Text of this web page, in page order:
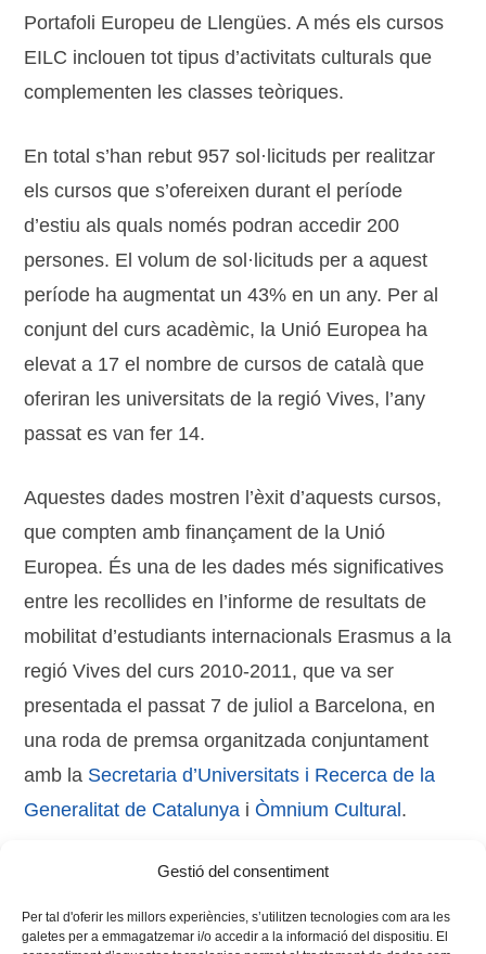
Gestió del consentiment
Per tal d'oferir les millors experiències, s’utilitzen tecnologies com ara les
galetes per a emmagatzemar i/o accedir a la informació del dispositiu. El
Portafoli Europeu de Llengües. A més els cursos
EILC inclouen tot tipus d’activitats culturals que
complementen les classes teòriques.
En total s’han rebut 957 sol·licituds per realitzar
els cursos que s’ofereixen durant el període
d’estiu als quals només podran accedir 200
persones. El volum de sol·licituds per a aquest
període ha augmentat un 43% en un any. Per al
conjunt del curs acadèmic, la Unió Europea ha
elevat a 17 el nombre de cursos de català que
oferiran les universitats de la regió Vives, l’any
passat es van fer 14.
Aquestes dades mostren l’èxit d’aquests cursos,
que compten amb finançament de la Unió
Europea. És una de les dades més significatives
entre les recollides en l’informe de resultats de
mobilitat d’estudiants internacionals Erasmus a la
regió Vives del curs 2010-2011, que va ser
presentada el passat 7 de juliol a Barcelona, en
una roda de premsa organitzada conjuntament
amb la Secretaria d’Universitats i Recerca de la
Generalitat de Catalunya iÒmnium Cultural .
internacional,Llengua,regió Vives